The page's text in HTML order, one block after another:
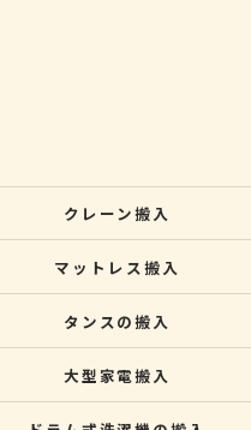
クレーン搬入
マットレス搬入
タンスの搬入
大型家電搬入